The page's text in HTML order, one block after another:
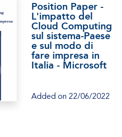
Position Paper -
L'impatto del
Cloud Computing
sul sistema-Paese
e sul modo di
fare impresa in
Italia - Microsoft
Added on 22/06/2022